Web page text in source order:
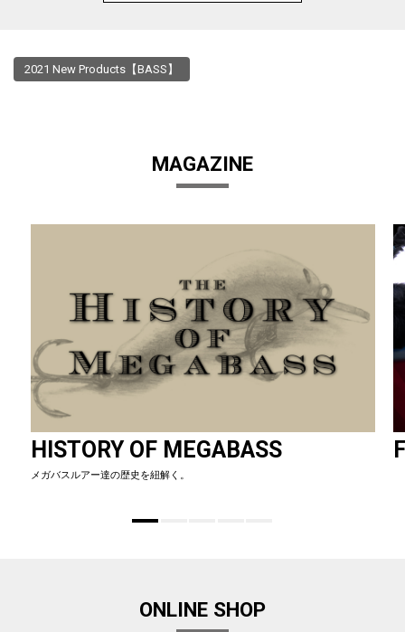
2021 New Products【BASS】
MAGAZINE
HISTORY OF MEGABASS
メガバスルアー達の歴史を紐解く。
ONLINE SHOP